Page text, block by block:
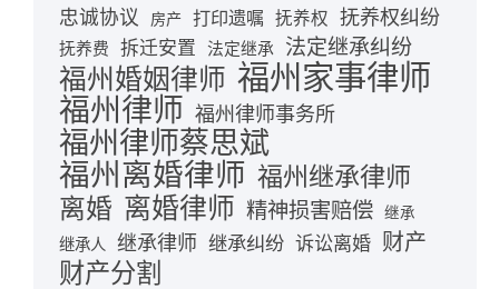
忠诚协议 房产 打印遗嘱 抚养权 抚养权纠纷
抚养费 拆迁安置 法定继承 法定继承纠纷
福州婚姻律师 福州家事律师
福州律师 福州律师事务所
福州律师蔡思斌
福州离婚律师 福州继承律师
离婚 离婚律师 精神损害赔偿 继承
继承人 继承律师 继承纠纷 诉讼离婚 财产
财产分割